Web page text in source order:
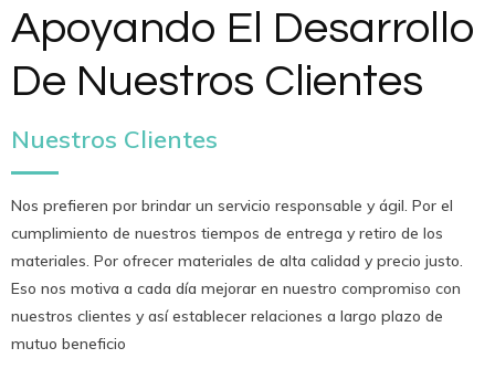
Apoyando El Desarrollo
De Nuestros Clientes
Nuestros Clientes
Nos prefieren por brindar un servicio responsable y ágil. Por el
cumplimiento de nuestros tiempos de entrega y retiro de los
materiales. Por ofrecer materiales de alta calidad y precio justo.
Eso nos motiva a cada día mejorar en nuestro compromiso con
nuestros clientes y así establecer relaciones a largo plazo de
mutuo beneficio